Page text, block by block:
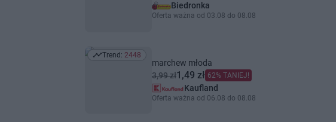
Biedronka
Oferta ważna od 03.08 do 08.08
Trend: 2448
Trend: 2448
marchew młoda
3,99 zł1,49 zł 62% TANIEJ!
Kaufland
Oferta ważna od 06.08 do 08.08